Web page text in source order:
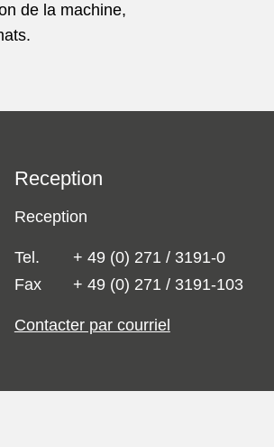
de la machine,
Reception
Reception
Tel.
+ 49 (0) 271 / 3191-0
Fax
+ 49 (0) 271 / 3191-103
Contacter par courriel